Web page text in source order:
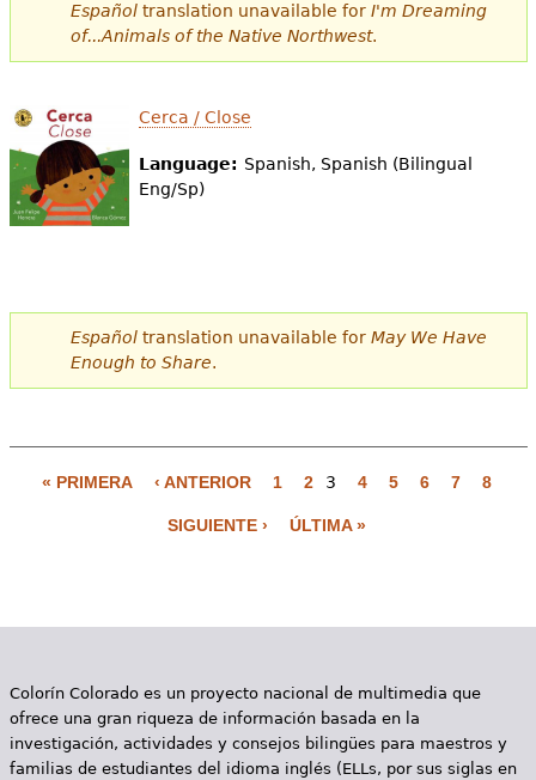
Españoltranslation unavailable for I'm Dreaming
of...Animals of the Native Northwest.
Cerca / Close
Language: Spanish, Spanish (Bilingual
Eng/Sp)
Españoltranslation unavailable for May We Have
Enough to Share.
i
a
s
« PRIMERA ‹ ANTERIOR 1 2 3 4 5 6 7 8
SIGUIENTE › ÚLTIMA »
Colorín Colorado es un proyecto nacional de multimedia que
ofrece una gran riqueza de información basada en la
investigación, actividades y consejos bilingües para maestros y
familias de estudiantes del idioma inglés (ELLs, por sus siglas en